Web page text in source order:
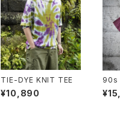
TIE-DYE KNIT TEE
¥10,890
90s
tian
S/S